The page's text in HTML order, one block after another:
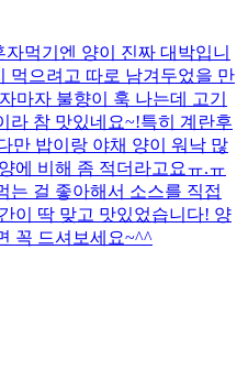
먹기엔 양이 진짜 대박입니
먹으려고 따로 남겨두었을 만
마자 불향이 훅 나는데 고기
라 참 맛있네요~!특히 계란후
만 밥이랑 야채 양이 워낙 많
에 비해 좀 적더라고요ㅠ.ㅠ
는 걸 좋아해서 소스를 직접
이 딱 맞고 맛있었습니다! 양
꼭 드셔보세요~^^